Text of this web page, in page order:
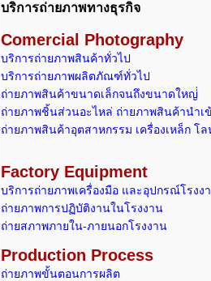
บริการถ่ายภาพทางธุรกิจ
Comercial Photography
บริการถ่ายภาพสินค้าทั่วไป
บริการถ่ายภาพผลิตภัณฑ์ทั่วไป
ถ่ายภาพสินค้าขนาดเล็กจนถึงขนาดใหญ่่
ถ่ายภาพชิ้นส่วนอะไหล่ ถ่ายภาพสินค้านำเ
ถ่ายภาพสินค้าอุตสาหกรรม เครื่องเหล็ก โล
Factory Equipment
บริการถ่ายภาพเครื่องมือ และอุปกรณ์โรงง
ถ่ายภาพการปฏิบัติงานในโรงงาน
ถ่ายสภาพภายใน-ภายนอกโรงงาน
Production Process
ถ่ายภาพขั้นตอนการผลิต